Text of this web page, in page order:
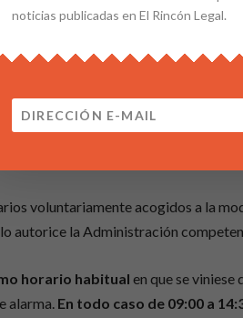
de forma presencial el
por efecto de la exposición al
prestarán sus servicios en la
09:00 a 14:30 horas tendrán la
voluntariamente acogidos a la
lo autorice la Administración
horario habitual en que se
alarma. En todo caso de 09:00 a
noticias publicadas en El Rincón Legal.